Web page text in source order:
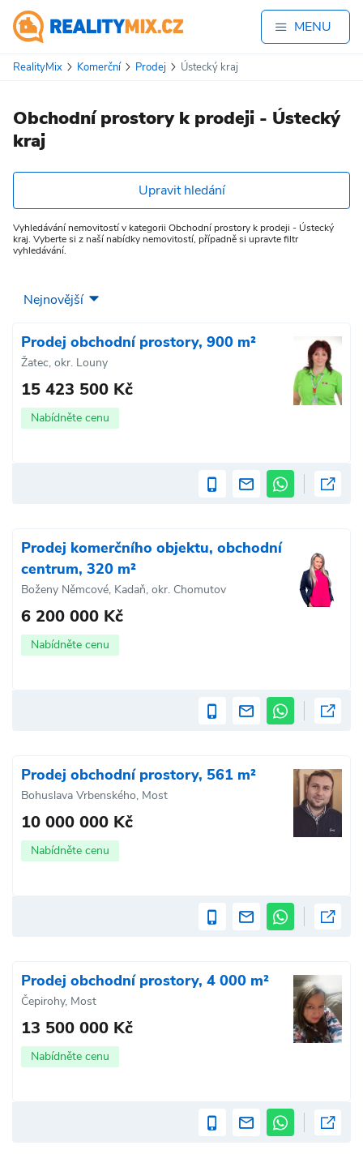
MENU
RealityMix Komerční Prodej Ústecký kraj
Obchodní prostory k prodeji - Ústecký
kraj
Upravit hledání
Vyhledávání nemovitostí v kategorii Obchodní prostory k prodeji - Ústecký
kraj. Vyberte si z naší nabídky nemovitostí, případně si upravte filtr
vyhledávání.
Prodej obchodní prostory, 900 m²
Žatec, okr. Louny
15 423 500 Kč
Nabídněte cenu
Prodej komerčního objektu, obchodní
centrum, 320 m²
Boženy Němcové, Kadaň, okr. Chomutov
6 200 000 Kč
Nabídněte cenu
Prodej obchodní prostory, 561 m²
Bohuslava Vrbenského, Most
10 000 000 Kč
Nabídněte cenu
Prodej obchodní prostory, 4 000 m²
Čepirohy, Most
13 500 000 Kč
Nabídněte cenu